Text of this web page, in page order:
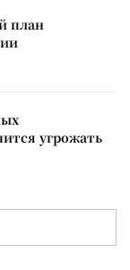
план
угрожать